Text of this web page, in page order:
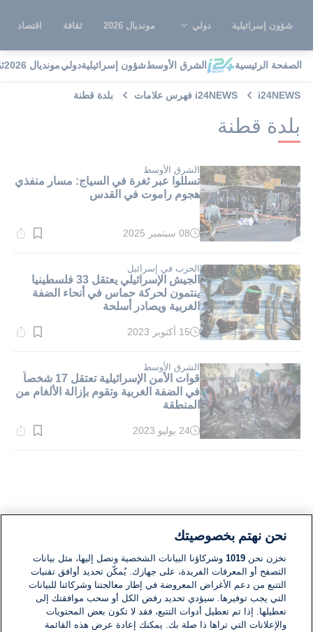
شؤون إسرائيلية دولي مونديال 2026 ثقافة اقتصاد
الصفحة الرئيسية الشرق الأوسطشؤون إسرائيليةدوليمونديال 2026
i24NEWS i24NEWS فهرس علامات بلدة قطنة
بلدة قطنة
الشرق الأوسط
تسللوا عبر ثغرة في السياج: مسار منفذي
هجوم راموت في القدس
وقت
دقيقة.
08 سبتمبر 2025
الحرب في إسرائيل
الجيش الإسرائيلي يعتقل 33 فلسطينيا
ينتمون لحركة حماس في أنحاء الضفة
الغربية ويصادر أسلحة
وقت
دقيقة.
15 أكتوبر 2023
الشرق الأوسط
قوات الأمن الإسرائيلية تعتقل 17 شخصاً
في الضفة الغربية وتقوم بإزالة الألغام من
المنطقة
وقت
24 يوليو 2023
نحن نهتم بخصوصيتك
نخزن نحن1019 وشركاؤنا البيانات الشخصية ونصل إليها، مثل بيانات
التصفح أو المعرفات الفريدة، على جهازك. يُمكّن تحديد أوافق تقنيات
التتبع من دعم الأغراض المعروضة في إطار معالجتنا وشركائنا للبيانات
التي يجب توفيرها. سيؤدي تحديد رفض الكل أو سحب موافقتك إلى
تعطيلها. إذا تم تعطيل أدوات التتبع، فقد لا تكون بعض المحتويات
والإعلانات التي تراها ذا صلة بك. يمكنك إعادة عرض هذه القائمة